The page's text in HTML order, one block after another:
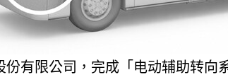
有限公司，完成「电动辅助转向